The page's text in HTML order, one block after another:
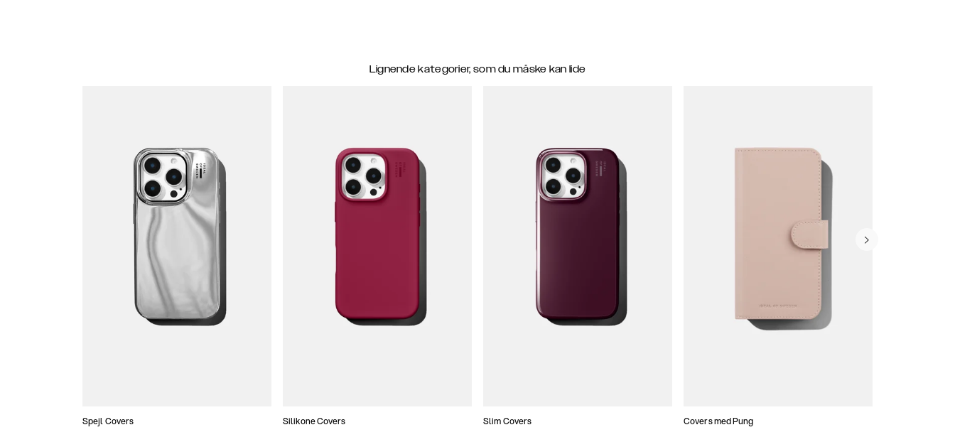
Lignende kategorier, som du måske kan lide
Spejl Covers Silikone Covers Slim Covers Covers med Pung